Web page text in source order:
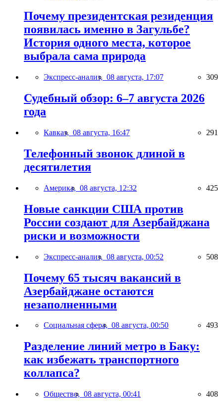
Почему президентская резиденция
появилась именно в Загульбе?
История одного места, которое
выбрала сама природа
Экспресс-анализ, 08 августа, 17:07 309
Судебный обзор: 6–7 августа 2026
года
Кавказ, 08 августа, 16:47 291
Телефонный звонок длиной в
десятилетия
Америка, 08 августа, 12:32 425
Новые санкции США против
России создают для Азербайджана
риски и возможности
Экспресс-анализ, 08 августа, 00:52 508
Почему 65 тысяч вакансий в
Азербайджане остаются
незаполненными
Социальная сфера, 08 августа, 00:50 493
Разделение линий метро в Баку:
как избежать транспортного
коллапса?
Общество, 08 августа, 00:41 408